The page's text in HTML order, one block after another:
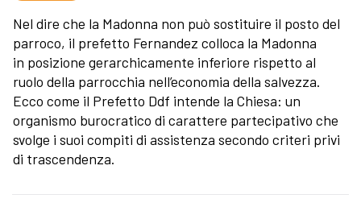
Nel dire che la Madonna non può sostituire il posto del
parroco, il prefetto Fernandez colloca la Madonna
in posizione gerarchicamente inferiore rispetto al
ruolo della parrocchia nell’economia della salvezza.
Ecco come il Prefetto Ddf intende la Chiesa: un
organismo burocratico di carattere partecipativo che
svolge i suoi compiti di assistenza secondo criteri privi
di trascendenza.